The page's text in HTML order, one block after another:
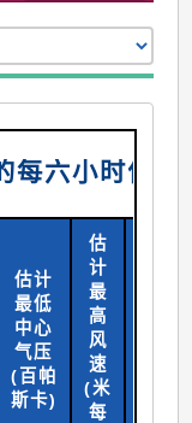
每六小时位置
估计
最低
中心
气压
(百帕
斯卡)
估
计
最
高
风
速
(米
每